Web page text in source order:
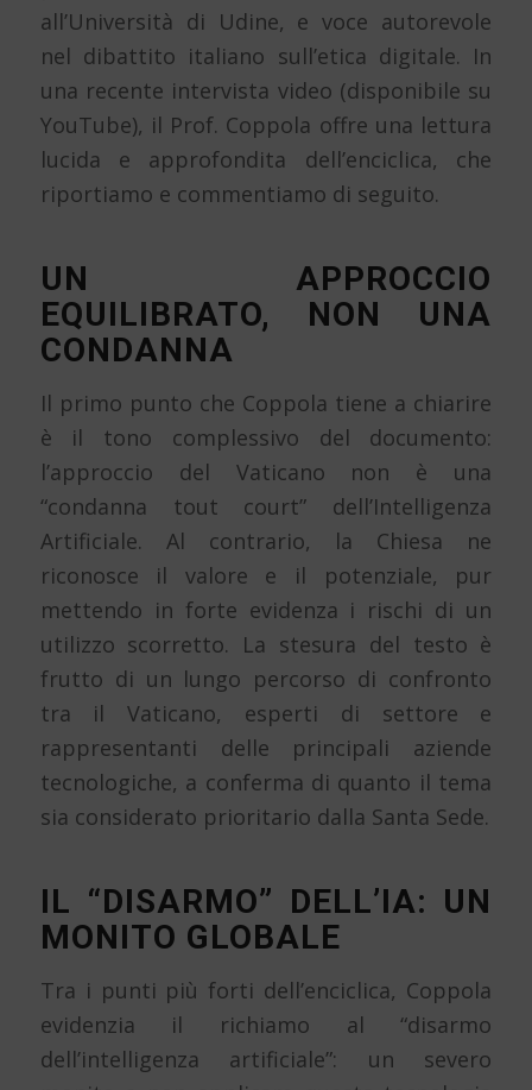
all’Università di Udine, e voce autorevole
nel dibattito italiano sull’etica digitale. In
una recente intervista video (disponibile su
YouTube), il Prof. Coppola offre una lettura
lucida e approfondita dell’enciclica, che
riportiamo e commentiamo di seguito.
UN APPROCCIO
EQUILIBRATO, NON UNA
CONDANNA
Il primo punto che Coppola tiene a chiarire
è il tono complessivo del documento:
l’approccio del Vaticano non è una
“condanna tout court” dell’Intelligenza
Artificiale. Al contrario, la Chiesa ne
riconosce il valore e il potenziale, pur
mettendo in forte evidenza i rischi di un
utilizzo scorretto. La stesura del testo è
frutto di un lungo percorso di confronto
tra il Vaticano, esperti di settore e
rappresentanti delle principali aziende
tecnologiche, a conferma di quanto il tema
sia considerato prioritario dalla Santa Sede.
IL “DISARMO” DELL’IA: UN
MONITO GLOBALE
Tra i punti più forti dell’enciclica, Coppola
evidenzia il richiamo al “disarmo
dell’intelligenza artificiale”: un severo